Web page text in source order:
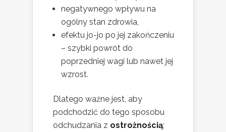
negatywnego wpływu na
ogólny stan zdrowia,
efektu jo-jo po jej zakończeniu
– szybki powrót do
poprzedniej wagi lub nawet jej
wzrost.
Dlatego ważne jest, aby
podchodzić do tego sposobu
odchudzania z ostrożnością;